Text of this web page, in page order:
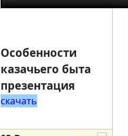
Особенности
казачьего быта
презентация
скачать